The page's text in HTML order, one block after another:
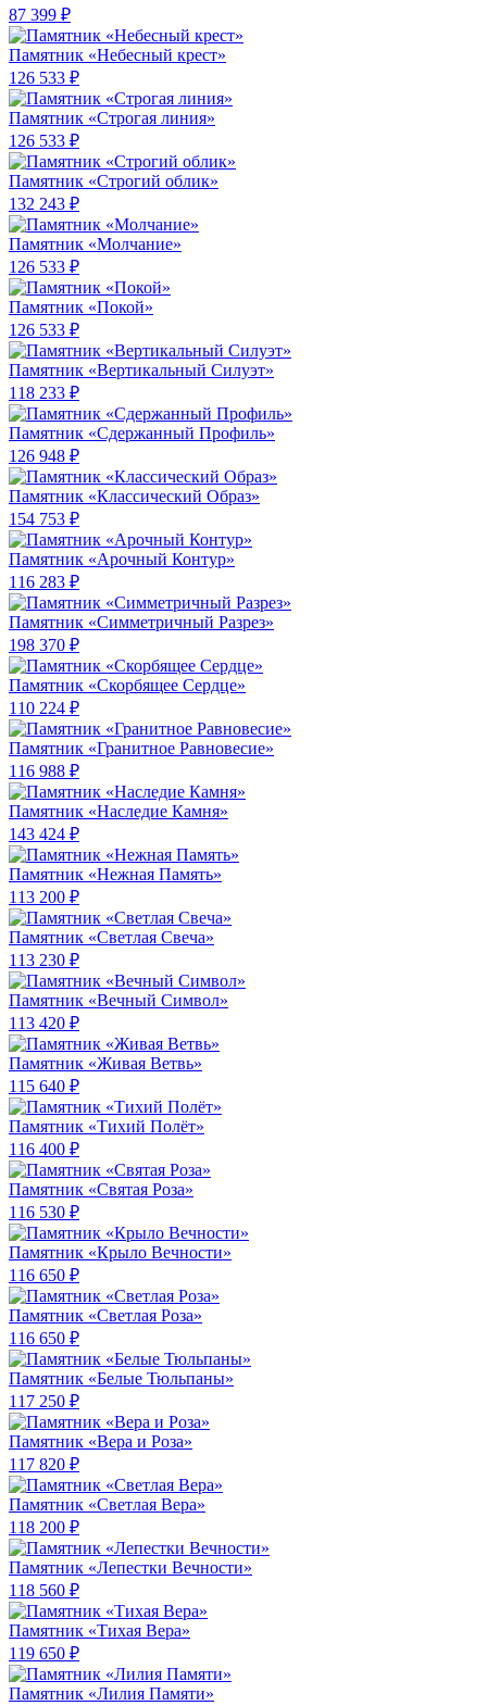
87 399 ₽
Памятник «Небесный крест»
126 533 ₽
Памятник «Строгая линия»
126 533 ₽
Памятник «Строгий облик»
132 243 ₽
Памятник «Молчание»
126 533 ₽
Памятник «Покой»
126 533 ₽
Памятник «Вертикальный Силуэт»
118 233 ₽
Памятник «Сдержанный Профиль»
126 948 ₽
Памятник «Классический Образ»
154 753 ₽
Памятник «Арочный Контур»
116 283 ₽
Памятник «Симметричный Разрез»
198 370 ₽
Памятник «Скорбящее Сердце»
110 224 ₽
Памятник «Гранитное Равновесие»
116 988 ₽
Памятник «Наследие Камня»
143 424 ₽
Памятник «Нежная Память»
113 200 ₽
Памятник «Светлая Свеча»
113 230 ₽
Памятник «Вечный Символ»
113 420 ₽
Памятник «Живая Ветвь»
115 640 ₽
Памятник «Тихий Полёт»
116 400 ₽
Памятник «Святая Роза»
116 530 ₽
Памятник «Крыло Вечности»
116 650 ₽
Памятник «Светлая Роза»
116 650 ₽
Памятник «Белые Тюльпаны»
117 250 ₽
Памятник «Вера и Роза»
117 820 ₽
Памятник «Светлая Вера»
118 200 ₽
Памятник «Лепестки Вечности»
118 560 ₽
Памятник «Тихая Вера»
119 650 ₽
Памятник «Лилия Памяти»